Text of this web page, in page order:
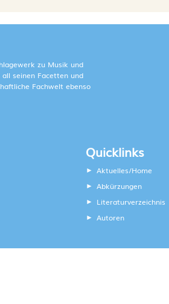
zu Musik und
seinen Facetten und
Fachwelt ebenso
Quicklinks
Aktuelles/Home
Abkürzungen
Literaturverzeichnis
Autoren